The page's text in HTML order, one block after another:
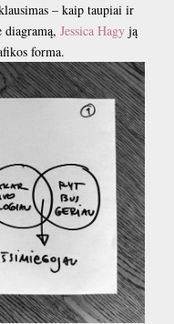
– kaip taupiai ir
diagramą, Jessica Hagy ją
forma.